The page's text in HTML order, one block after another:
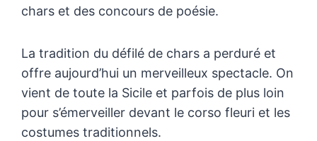
chars et des concours de poésie.
La tradition du défilé de chars a perduré et
offre aujourd’hui un merveilleux spectacle. On
vient de toute la Sicile et parfois de plus loin
pour s’émerveiller devant le corso fleuri et les
costumes traditionnels.